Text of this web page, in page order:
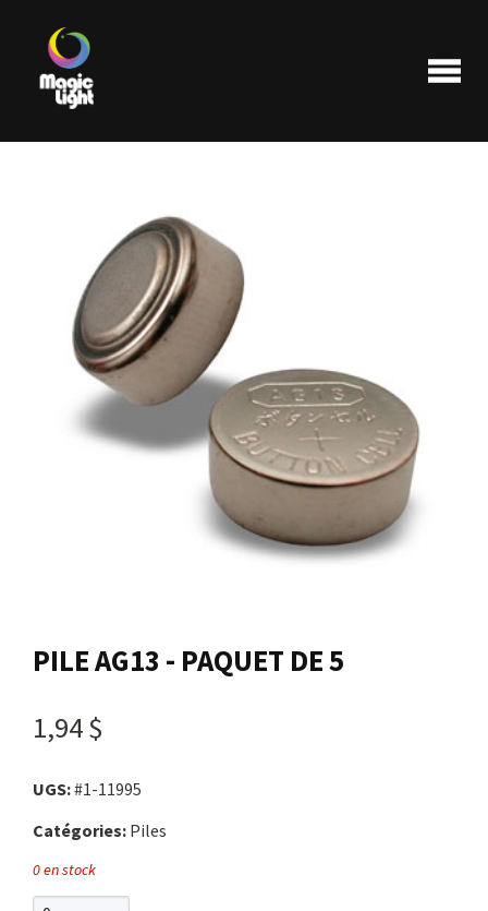
Produits
Les plus populaires
Liquidations
Panier
English
PILE AG13 - PAQUET DE 5
1,94 $
UGS:#1-11995
Catégories: Piles
0 en stock